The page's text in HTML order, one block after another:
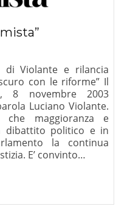
di Violante e rilancia
con le riforme” Il
8 novembre 2003
Luciano Violante.
maggioranza e
dibattito politico e in
la continua
E’ convinto…